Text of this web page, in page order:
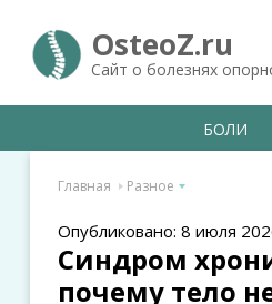
OsteoZ.ru
Сайт о болезнях
БОЛИ
Главная Разное
Опубликовано: 8 июля
Синдром
почему тело